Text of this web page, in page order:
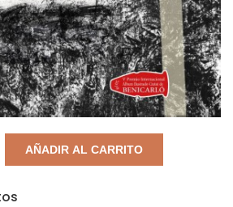
AÑADIR AL CARRITO